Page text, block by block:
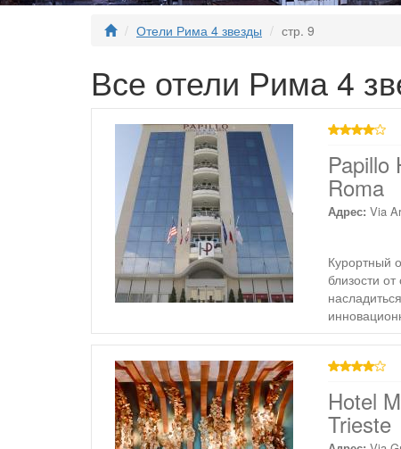
Отели Рима 4 звезды стр. 9
Все отели Рима 4
Papillo
Roma
Адрес: Via
Курортный
близости
Hotel
Trieste